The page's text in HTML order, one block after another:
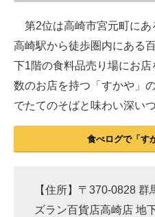
第2位は高崎市宮元町にあ
高崎駅から徒歩圏内にある
下1階の食料品売り場にお
数のお店を持つ「すかや」
でたてのそばと味わい深い
食べログで「す
【住所】〒370-0828
ズラン百貨店高崎店 地